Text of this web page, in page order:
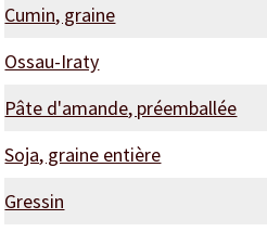
Cumin, graine
Ossau-Iraty
Pâte d'amande, préemballée
Soja, graine entière
Gressin